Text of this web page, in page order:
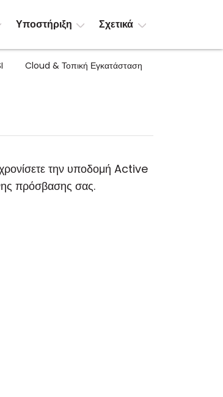
Υποστήριξη Σχετικά
Cloud & Τοπική Εγκατάσταση
την υποδομή Active
πρόσβασης σας.